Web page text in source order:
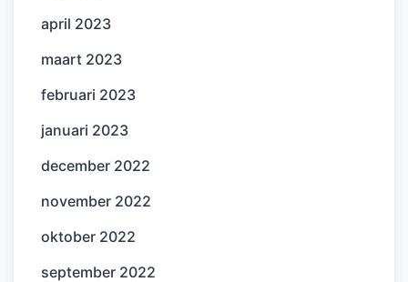
april 2023
maart 2023
februari 2023
januari 2023
december 2022
november 2022
oktober 2022
september 2022